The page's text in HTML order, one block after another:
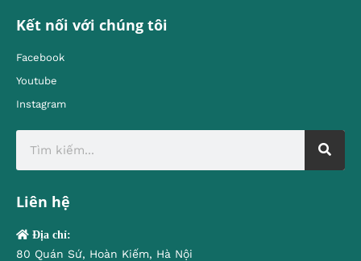
Kết nối với chúng tôi
Facebook
Youtube
Instagram
Liên hệ
Địa chỉ:
80 Quán Sứ, Hoàn Kiếm, Hà Nội